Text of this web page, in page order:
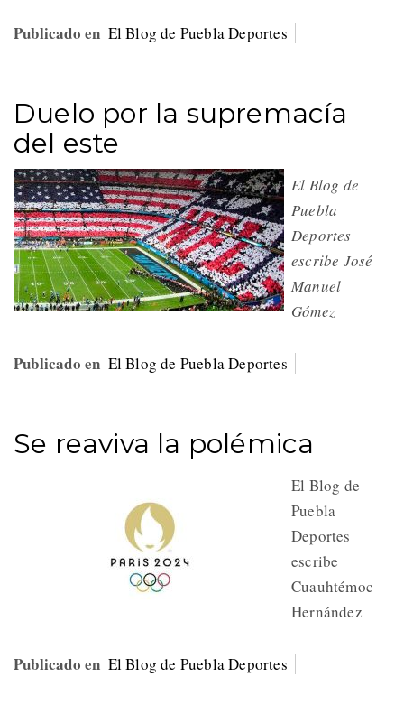
Publicado en El Blog de Puebla Deportes
Duelo por la supremacía
del este
El Blog de
Puebla
Deportes
escribe José
Manuel
Gómez
Publicado en El Blog de Puebla Deportes
Se reaviva la polémica
El Blog de
Puebla
Deportes
escribe
Cuauhtémoc
Hernández
Publicado en El Blog de Puebla Deportes